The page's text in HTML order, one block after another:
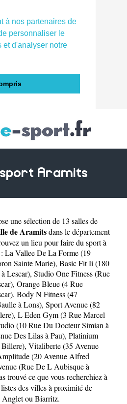
à nos partenaires de
personnaliser le
et d'analyser notre
Aramits
une sélection de 13 salles de
de Aramitsdans le département
un lieu pour faire du sport à
La Vallee De La Forme (19
Sainte Marie), Basic Fit Ii (180
Lescar), Studio One Fitness (Rue
, Orange Bleue (4 Rue
, Body N Fitness (47
à Lons), Sport Avenue (82
, L Eden Gym (3 Rue Marcel
(10 Rue Du Docteur Simian à
Des Lilas à Pau), Platinium
Billere), Vitaliberte (35 Avenue
(20 Avenue Alfred
(Rue De L Aubisque à
trouvé ce que vous recherchiez à
des villes à proximité de
Angletou Biarritz.